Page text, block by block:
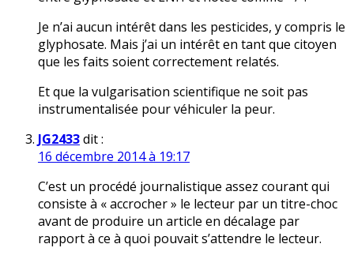
Je n’ai aucun intérêt dans les pesticides, y compris le
glyphosate. Mais j’ai un intérêt en tant que citoyen
que les faits soient correctement relatés.
Et que la vulgarisation scientifique ne soit pas
instrumentalisée pour véhiculer la peur.
JG2433dit :
16 décembre 2014 à 19:17
C’est un procédé journalistique assez courant qui
consiste à « accrocher » le lecteur par un titre-choc
avant de produire un article en décalage par
rapport à ce à quoi pouvait s’attendre le lecteur.